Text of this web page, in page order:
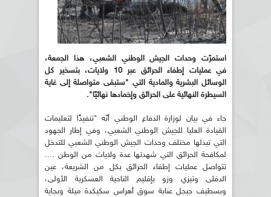
استمرّت وحدات الجيش الوطني الشعبي، هذا الجمعة،
في عمليات إطفاء الحرائق عبر 10 ولايات، بتسخير كل
الوسائل البشرية والمادية التي "ستبقى متواصلة إلى غاية
السيطرة النهائية على الحرائق وإخمادها نهائيًا".
جاء في بيان لوزارة الدفاع الوطني أنّه "تنفيذًا لتعليمات
القيادة العليا للجيش الوطني الشعبي، وفي إطار الجهود
التي تبذلها مختلف وحدات الجيش الوطني الشعبي للتدخل
لمكافحة الحرائق التي شهدتها عدة ولايات من الوطن ....
تتواصل عمليات إطفاء الحرائق بكل من الشريعة، عين
الدفلى وتيزي وزو بإقليم الناحية العسكرية الأولى،
وبسطيف جيجل عنابة سوق أهراس سكيكدة ميلة وبجاية